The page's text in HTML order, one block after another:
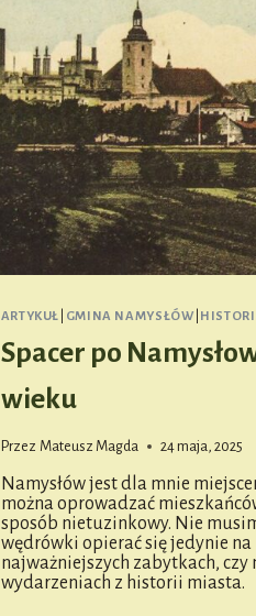
ARTYKUŁ GMINA NAMYSŁÓW
Spacer po
wieku
Przez Mateusz Magda 24 maja, 2025
Namysłów jest dla mnie
można oprowadzać
sposób nietuzinkowy. Nie
wędrówki opierać się jedynie na
najważniejszych zabytkach, czy
wydarzeniach z historii miasta.